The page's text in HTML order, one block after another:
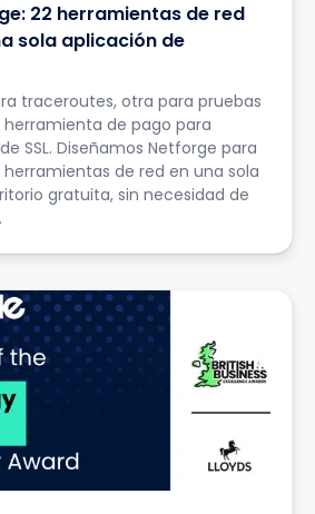
22 herramientas de red
sola aplicación de
traceroutes, otra para pruebas
de pago para
SSL. Diseñamos Netforge para
herramientas de red en una sola
gratuita, sin necesidad de